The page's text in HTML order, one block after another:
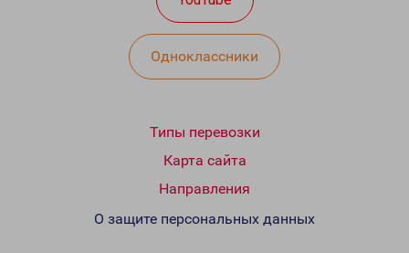
Одноклассники
Типы перевозки
Карта сайта
Направления
О защите персональных данных